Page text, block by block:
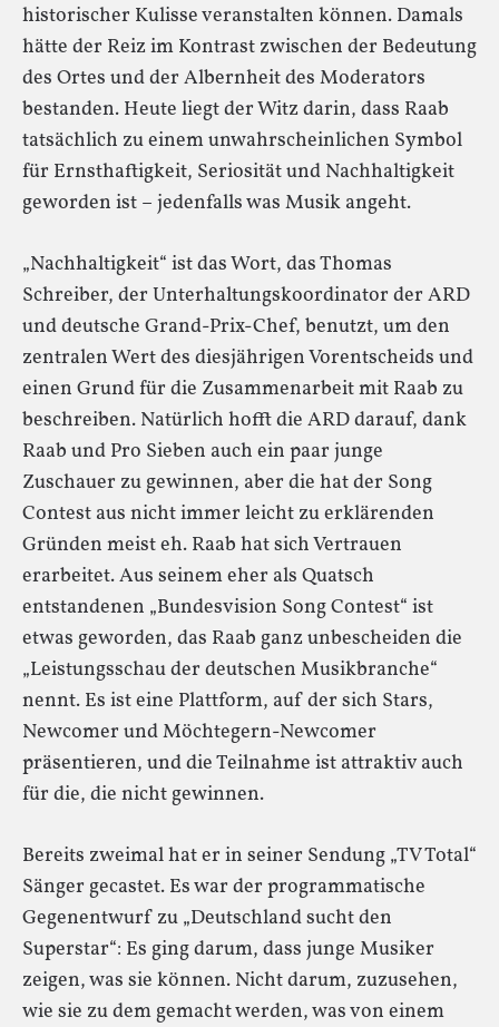
historischer Kulisse veranstalten können. Damals
hätte der Reiz im Kontrast zwischen der Bedeutung
des Ortes und der Albernheit des Moderators
bestanden. Heute liegt der Witz darin, dass Raab
tatsächlich zu einem unwahrscheinlichen Symbol
für Ernsthaftigkeit, Seriosität und Nachhaltigkeit
geworden ist – jedenfalls was Musik angeht.
„Nachhaltigkeit“ ist das Wort, das Thomas
Schreiber, der Unterhaltungskoordinator der ARD
und deutsche Grand-Prix-Chef, benutzt, um den
zentralen Wert des diesjährigen Vorentscheids und
einen Grund für die Zusammenarbeit mit Raab zu
beschreiben. Natürlich hofft die ARD darauf, dank
Raab und Pro Sieben auch ein paar junge
Zuschauer zu gewinnen, aber die hat der Song
Contest aus nicht immer leicht zu erklärenden
Gründen meist eh. Raab hat sich Vertrauen
erarbeitet. Aus seinem eher als Quatsch
entstandenen „Bundesvision Song Contest“ ist
etwas geworden, das Raab ganz unbescheiden die
„Leistungsschau der deutschen Musikbranche“
nennt. Es ist eine Plattform, auf der sich Stars,
Newcomer und Möchtegern-Newcomer
präsentieren, und die Teilnahme ist attraktiv auch
für die, die nicht gewinnen.
Bereits zweimal hat er in seiner Sendung „TV Total“
Sänger gecastet. Es war der programmatische
Gegenentwurf zu „Deutschland sucht den
Superstar“: Es ging darum, dass junge Musiker
zeigen, was sie können. Nicht darum, zuzusehen,
wie sie zu dem gemacht werden, was von einem